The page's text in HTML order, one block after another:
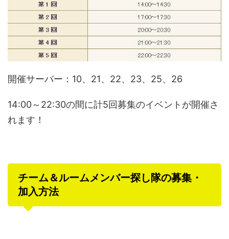
開催サーバー：10、21、22、23、25、26
14:00～22:30の間に計5回募集のイベントが開催さ
れます！
チーム＆ルームメンバー探し隊の募集・
加入方法